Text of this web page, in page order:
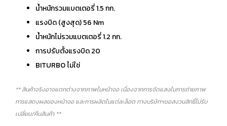
น้ำหนักรวมแบตเตอรี่ 1.5 กก.
แรงบิด (สูงสุด) 56 Nm
น้ำหนักไม่รวมแบตเตอรี่ 1.2 กก.
การปรับตั้งแรงบิด 20
BITURBO ไม่ใช่
** สินค้าจริงอาจแตกต่างจากภาพในหน้าจอ เนื่องจากการจัดแสงในการถ่ายภาพ
การแสดงผลของหน้าจอ และการผลิตในแต่ละล็อต ทางบริษัทฯขอสงวนสิทธิ์ไม่รับ
เปลี่ยน/คืนสินค้า **